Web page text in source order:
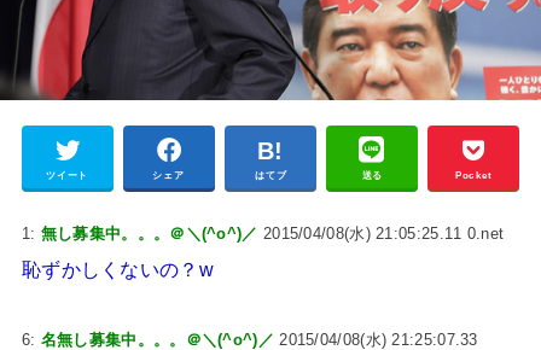
ツイート シェア はてブ 送る Pocket
1: 無し募集中。。。＠＼(^o^)／ 2015/04/08(水) 21:05:25.11 0.net
恥ずかしくないの？w
6: 名無し募集中。。。＠＼(^o^)／ 2015/04/08(水) 21:25:07.33